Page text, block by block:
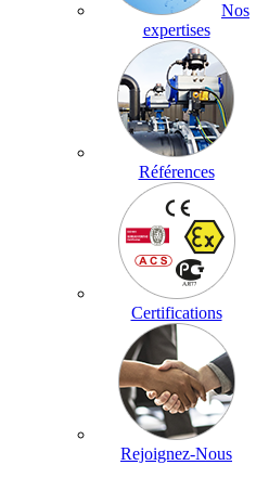
Nos
expertises
Références
Certifications
Rejoignez-Nous